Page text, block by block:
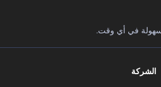
في أي وقت.
الشركة